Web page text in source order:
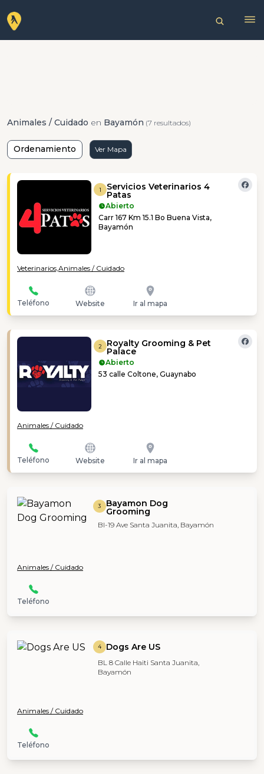
Animales / Cuidado en Bayamón (7 resultados)
Ordenamiento Ver Mapa
1 Servicios Veterinarios 4
Patas
Abierto
Carr 167 Km 15.1 Bo Buena Vista,
Bayamón
Veterinarios,Animales / Cuidado
Teléfono Website Ir al mapa
2 Royalty Grooming & Pet
Palace
Abierto
53 calle Coltone, Guaynabo
Animales / Cuidado
Teléfono Website Ir al mapa
3 Bayamon Dog
Grooming
Bl-19 Ave Santa Juanita, Bayamón
Animales / Cuidado
Teléfono
4 Dogs Are US
BL 8 Calle Haiti Santa Juanita,
Bayamón
Animales / Cuidado
Teléfono